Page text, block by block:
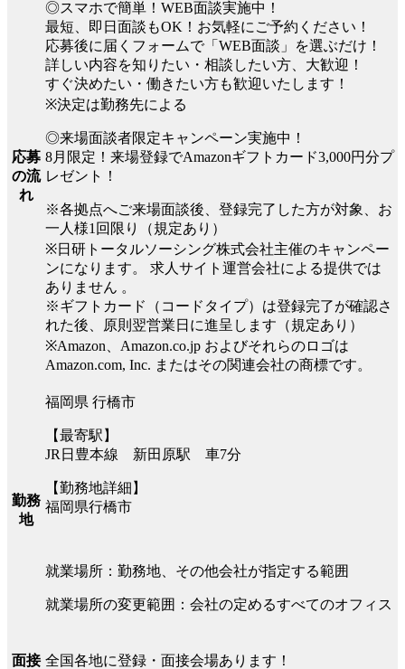
応募
の流
れ
◎スマホで簡単！WEB面談実施中！
最短、即日面談もOK！お気軽にご予約ください！
応募後に届くフォームで「WEB面談」を選ぶだけ！
詳しい内容を知りたい・相談したい方、大歓迎！
すぐ決めたい・働きたい方も歓迎いたします！
※決定は勤務先による
◎来場面談者限定キャンペーン実施中！
8月限定！来場登録でAmazonギフトカード3,000円分プ
レゼント！
※各拠点へご来場面談後、登録完了した方が対象、お
一人様1回限り（規定あり）
※日研トータルソーシング株式会社主催のキャンペー
ンになります。 求人サイト運営会社による提供では
ありません 。
※ギフトカード（コードタイプ）は登録完了が確認さ
れた後、原則翌営業日に進呈します（規定あり）
※Amazon、Amazon.co.jp およびそれらのロゴは
Amazon.com, Inc. またはその関連会社の商標です。
勤務
地
福岡県 行橋市
【最寄駅】
JR日豊本線 新田原駅 車7分
【勤務地詳細】
福岡県行橋市
就業場所：勤務地、その他会社が指定する範囲
就業場所の変更範囲：会社の定めるすべてのオフィス
面接 全国各地に登録・面接会場あります！